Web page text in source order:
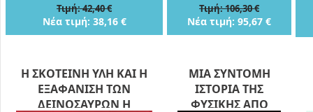
Τιμή: 42,40 €
Νέα τιμή: 38,16 €
Τιμή: 106,30 €
Νέα τιμή: 95,67 €
Η ΣΚΟΤΕΙΝΗ ΥΛΗ ΚΑΙ Η
ΕΞΑΦΑΝΙΣΗ ΤΩΝ
ΔΕΙΝΟΣΑΥΡΩΝ Η
ΜΙΑ ΣΥΝΤΟΜΗ
ΙΣΤΟΡΙΑ ΤΗΣ
ΦΥΣΙΚΗΣ ΑΠΟ